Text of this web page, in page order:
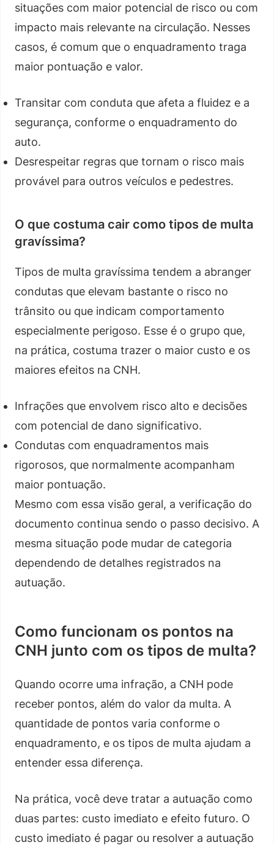
situações com maior potencial de risco ou com
impacto mais relevante na circulação. Nesses
casos, é comum que o enquadramento traga
maior pontuação e valor.
Transitar com conduta que afeta a fluidez e a
segurança, conforme o enquadramento do
auto.
Desrespeitar regras que tornam o risco mais
provável para outros veículos e pedestres.
O que costuma cair como tipos de multa
gravíssima?
Tipos de multa gravíssima tendem a abranger
condutas que elevam bastante o risco no
trânsito ou que indicam comportamento
especialmente perigoso. Esse é o grupo que,
na prática, costuma trazer o maior custo e os
maiores efeitos na CNH.
Infrações que envolvem risco alto e decisões
com potencial de dano significativo.
Condutas com enquadramentos mais
rigorosos, que normalmente acompanham
maior pontuação.
Mesmo com essa visão geral, a verificação do
documento continua sendo o passo decisivo. A
mesma situação pode mudar de categoria
dependendo de detalhes registrados na
autuação.
Como funcionam os pontos na
CNH junto com os tipos de multa?
Quando ocorre uma infração, a CNH pode
receber pontos, além do valor da multa. A
quantidade de pontos varia conforme o
enquadramento, e os tipos de multa ajudam a
entender essa diferença.
Na prática, você deve tratar a autuação como
duas partes: custo imediato e efeito futuro. O
custo imediato é pagar ou resolver a autuação